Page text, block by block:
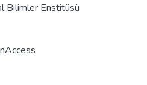
Bilimler Enstitüsü